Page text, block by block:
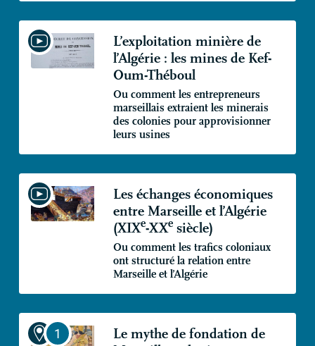
L’exploitation minière de
l’Algérie : les mines de Kef-
Oum-Théboul
Ou comment les entrepreneurs
marseillais extraient les minerais
des colonies pour approvisionner
leurs usines
Les échanges économiques
entre Marseille et l’Algérie
(XIXe-XXesiècle)
Ou comment les trafics coloniaux
ont structuré la relation entre
Marseille et l’Algérie
Le mythe de fondation de